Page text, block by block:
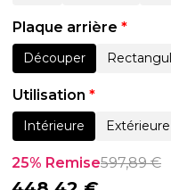
Plaque arrière *
Découper
Utilisation *
Intérieure Extérieure
25% Remise597,89€